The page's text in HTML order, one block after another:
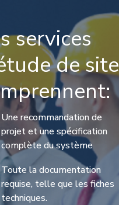
services
de site
Une recommandation de
projet et une spécification
complète du système
Toute la documentation
requise, telle que les fiches
techniques.